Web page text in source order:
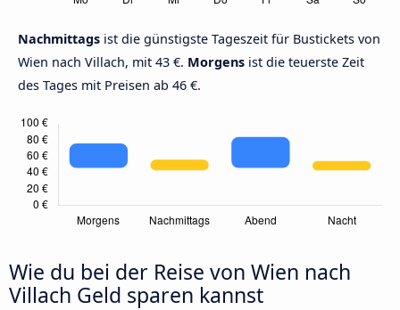
Nachmittags ist die günstigste Tageszeit für Bustickets von
Wien nach Villach, mit 43 €. Morgens ist die teuerste Zeit
des Tages mit Preisen ab 46 €.
Wie du bei der Reise von Wien nach
Villach Geld sparen kannst